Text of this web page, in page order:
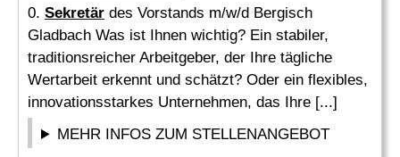
0. Sekretär des Vorstands m/w/d Bergisch
Gladbach Was ist Ihnen wichtig? Ein stabiler,
traditionsreicher Arbeitgeber, der Ihre tägliche
Wertarbeit erkennt und schätzt? Oder ein flexibles,
innovationsstarkes Unternehmen, das Ihre [...]
MEHR INFOS ZUM STELLENANGEBOT